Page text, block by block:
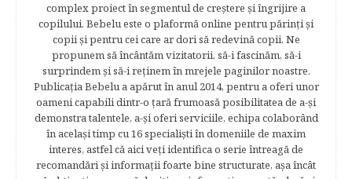
complex proiect în segmentul de creştere şi îngrijire a
copilului. Bebelu este o plaformă online pentru părinţi şi
copii şi pentru cei care ar dori să redevină copii. Ne
propunem să încântăm vizitatorii, să-i fascinăm, să-i
surprindem şi să-i reţinem în mrejele paginilor noastre.​
Publicația Bebelu a apărut în anul 2014, pentru a oferi unor
oameni capabili dintr-o ţară frumoasă posibilitatea de a-şi
demonstra talentele, a-şi oferi serviciile, echipa colaborând
în acelaşi timp cu 16 specialişti în domeniile de maxim
interes, astfel că aici veţi identifica o serie întreagă de
recomandări şi informaţii foarte bine structurate, aşa încât